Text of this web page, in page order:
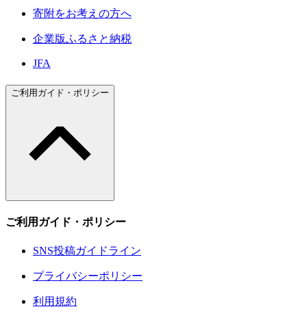
寄附をお考えの方へ
企業版ふるさと納税
JFA
ご利用ガイド・ポリシー
ご利用ガイド・ポリシー
SNS投稿ガイドライン
プライバシーポリシー
利用規約